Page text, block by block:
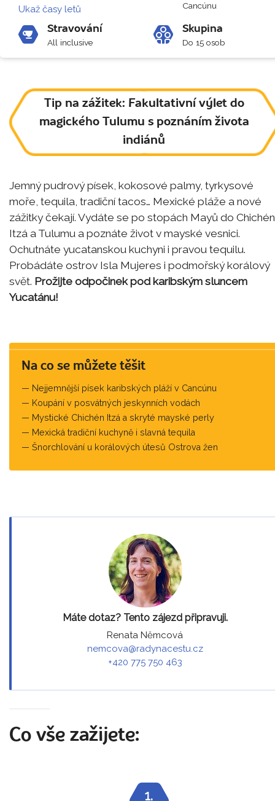
Ukaž časy letů
Cancúnu
Stravování
All inclusive
Skupina
Do 15 osob
Tip na zážitek: Fakultativní výlet do
magického Tulumu s poznáním života
indiánů
Jemný pudrový písek, kokosové palmy, tyrkysové
moře, tequila, tradiční tacos… Mexické pláže a nové
zážitky čekají. Vydáte se po stopách Mayů do Chichén
Itzá a Tulumu a poznáte život v mayské vesnici.
Ochutnáte yucatanskou kuchyni i pravou tequilu.
Probádáte ostrov Isla Mujeres i podmořský korálový
svět. Prožijte odpočinek pod karibským sluncem
Yucatánu!
Na co se můžete těšit
Nejjemnější písek karibských pláží v Cancúnu
Koupání v posvátných jeskynních vodách
Mystické Chichén Itzá a skryté mayské perly
Mexická tradiční kuchyně i slavná tequila
Šnorchlování u korálových útesů Ostrova žen
Máte dotaz? Tento zájezd připravuji.
Renata Němcová
nemcova@radynacestu.cz
+420 775 750 463
Co vše zažijete:
1.